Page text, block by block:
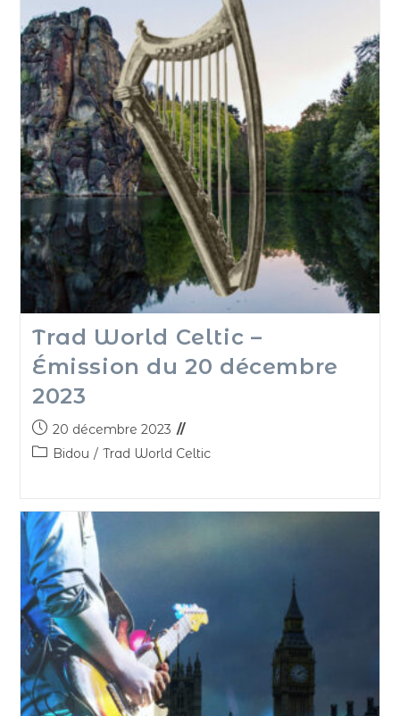
Trad World Celtic –
Émission du 20 décembre
2023
20 décembre 2023
Bidou / Trad World Celtic